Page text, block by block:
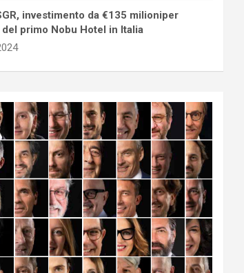
investimento da €135 milioniper
del primo Nobu Hotel in Italia